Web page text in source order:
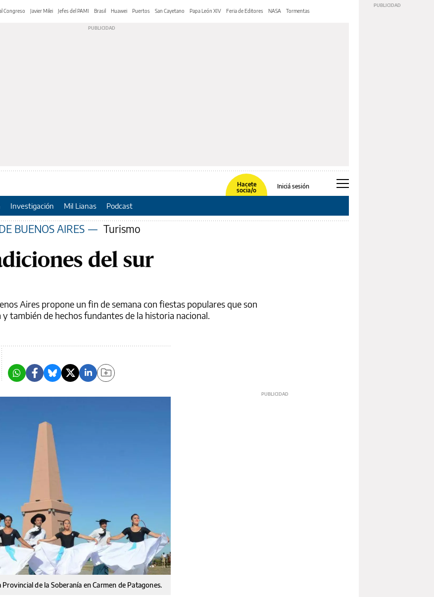
Congreso Javier Milei Jefes del PAMI Brasil Huawei Puertos San Cayetano Papa León XIV Feria de Editores NASA Tormentas
Hacete
socia/o
Iniciá sesión
Investigación Mil Lianas Podcast
BUENOS AIRES — Turismo
del sur
Aires propone un fin de semana con fiestas populares que son
también de hechos fundantes de la historia nacional.
de la Soberanía en Carmen de Patagones.